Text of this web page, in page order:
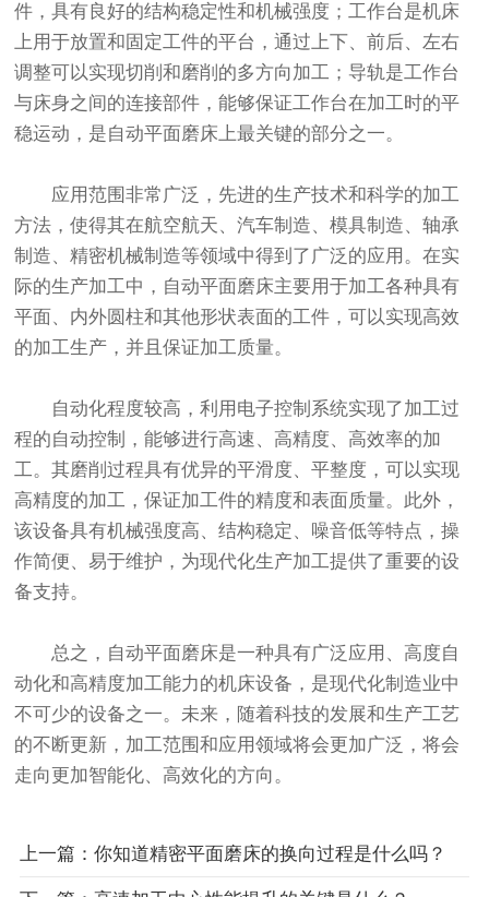
件，具有良好的结构稳定性和机械强度；工作台是机床
上用于放置和固定工件的平台，通过上下、前后、左右
调整可以实现切削和磨削的多方向加工；导轨是工作台
与床身之间的连接部件，能够保证工作台在加工时的平
稳运动，是自动平面磨床上最关键的部分之一。
应用范围非常广泛，先进的生产技术和科学的加工
方法，使得其在航空航天、汽车制造、模具制造、轴承
制造、精密机械制造等领域中得到了广泛的应用。在实
际的生产加工中，自动平面磨床主要用于加工各种具有
平面、内外圆柱和其他形状表面的工件，可以实现高效
的加工生产，并且保证加工质量。
自动化程度较高，利用电子控制系统实现了加工过
程的自动控制，能够进行高速、高精度、高效率的加
工。其磨削过程具有优异的平滑度、平整度，可以实现
高精度的加工，保证加工件的精度和表面质量。此外，
该设备具有机械强度高、结构稳定、噪音低等特点，操
作简便、易于维护，为现代化生产加工提供了重要的设
备支持。
总之，自动平面磨床是一种具有广泛应用、高度自
动化和高精度加工能力的机床设备，是现代化制造业中
不可少的设备之一。未来，随着科技的发展和生产工艺
的不断更新，加工范围和应用领域将会更加广泛，将会
走向更加智能化、高效化的方向。
上一篇：你知道精密平面磨床的换向过程是什么吗？